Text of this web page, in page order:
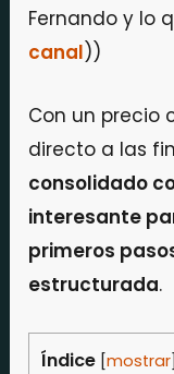
Fernando y lo
canal))
Con un precio
directo a las
consolidado
interesante
primeros
estructurada.
Índice [mostrar]